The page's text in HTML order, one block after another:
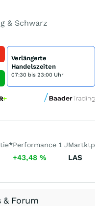
& Schwarz
Verlängerte
Handelszeiten
07:30 bis 23:00 Uhr
*Performance 1 J
+43,48 % LAS
& Forum